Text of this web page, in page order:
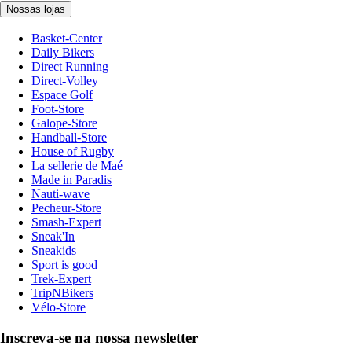
Nossas lojas
Basket-Center
Daily Bikers
Direct Running
Direct-Volley
Espace Golf
Foot-Store
Galope-Store
Handball-Store
House of Rugby
La sellerie de Maé
Made in Paradis
Nauti-wave
Pecheur-Store
Smash-Expert
Sneak'In
Sneakids
Sport is good
Trek-Expert
TripNBikers
Vélo-Store
Inscreva-se na nossa newsletter